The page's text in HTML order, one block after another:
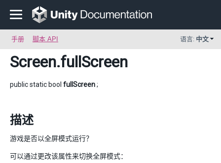
手册 脚本 API 语言: 中文
Screen.fullScreen
public static bool fullScreen;
描述
游戏是否以全屏模式运行？
可以通过更改该属性来切换全屏模式：